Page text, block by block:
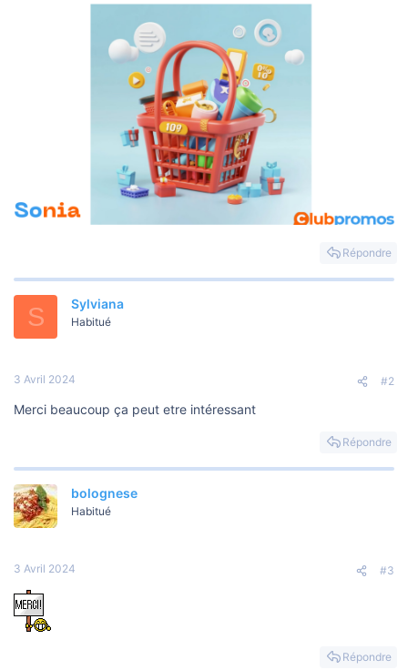
Répondre
S Sylviana
Habitué
3 Avril 2024 #2
Merci beaucoup ça peut etre intéressant
Répondre
bolognese
Habitué
3 Avril 2024 #3
Répondre